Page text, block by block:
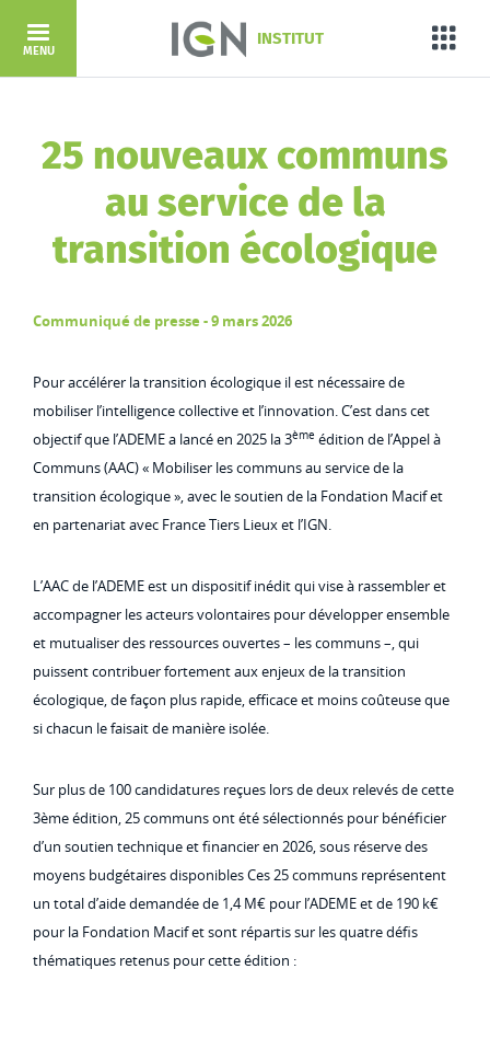
Aller au contenu principal
INSTITUT
MENU
25 nouveaux communs
au service de la
transition écologique
Communiqué de presse - 9 mars 2026
Pour accélérer la transition écologique il est nécessaire de
mobiliser l’intelligence collective et l’innovation. C’est dans cet
objectif que l’ADEME a lancé en 2025 la 3ème édition de l’Appel à
Communs (AAC) « Mobiliser les communs au service de la
transition écologique », avec le soutien de la Fondation Macif et
en partenariat avec France Tiers Lieux et l’IGN.
L’AAC de l’ADEME est un dispositif inédit qui vise à rassembler et
accompagner les acteurs volontaires pour développer ensemble
et mutualiser des ressources ouvertes – les communs –, qui
puissent contribuer fortement aux enjeux de la transition
écologique, de façon plus rapide, efficace et moins coûteuse que
si chacun le faisait de manière isolée.
Sur plus de 100 candidatures reçues lors de deux relevés de cette
3ème édition, 25 communs ont été sélectionnés pour bénéficier
d’un soutien technique et financier en 2026, sous réserve des
moyens budgétaires disponibles Ces 25 communs représentent
un total d’aide demandée de 1,4 M€ pour l’ADEME et de 190 k€
pour la Fondation Macif et sont répartis sur les quatre défis
thématiques retenus pour cette édition :